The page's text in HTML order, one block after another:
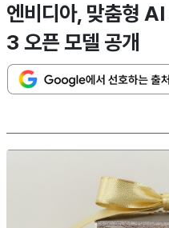
엔비디아, 맞춤형
3 오픈 모델 공개